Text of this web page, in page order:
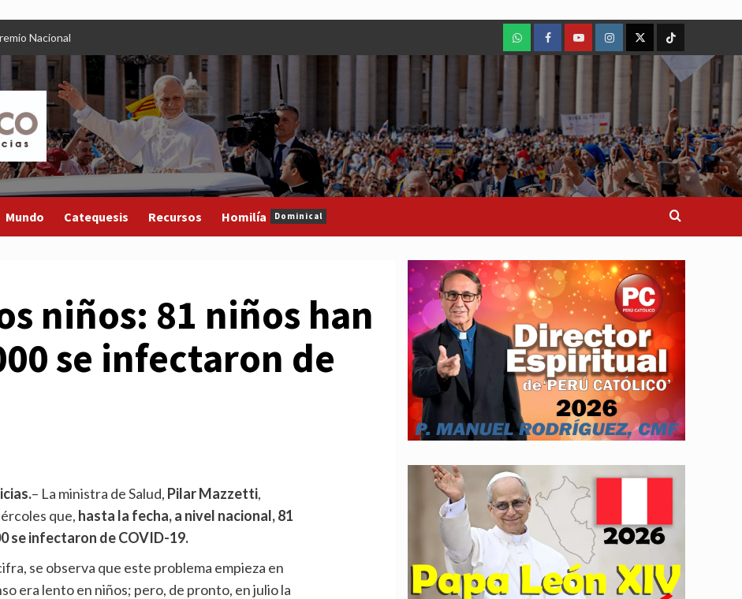
Nacional
WhatsAppFacebookYoutubeInstagram
X TikTok
Mundo Catequesis Recursos Homilía Dominical
niños: 81 niños han
se infectaron de
– La ministra de Salud, Pilar Mazzetti,
que, hasta la fecha, a nivel nacional, 81
se infectaron de COVID-19.
se observa que este problema empieza en
era lento en niños; pero, de pronto, en julio la